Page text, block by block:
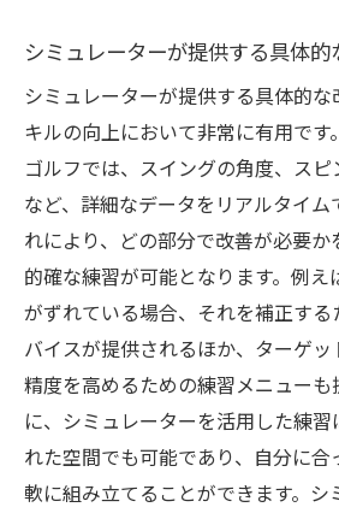
シミュレーターが提供する具体的
シミュレーターが提供する具体的
キルの向上において非常に有用で
ゴルフでは、スイングの角度、ス
など、詳細なデータをリアルタイム
れにより、どの部分で改善が必要か
的確な練習が可能となります。例
がずれている場合、それを補正す
バイスが提供されるほか、ターゲ
精度を高めるための練習メニューも
に、シミュレーターを活用した練
れた空間でも可能であり、自分に
軟に組み立てることができます。